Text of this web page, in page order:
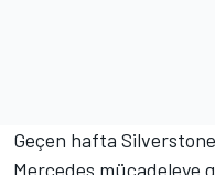
Geçen hafta
Mercedes mücadeleye